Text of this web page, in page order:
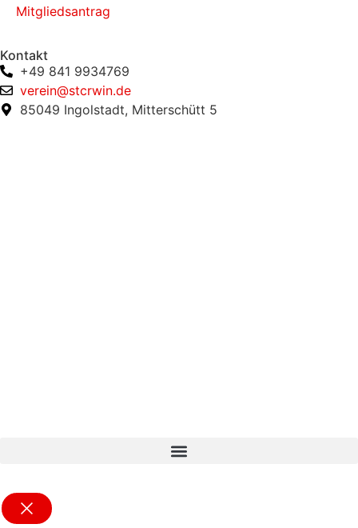
Mitgliedsantrag
Kontakt
+49 841 9934769
verein@stcrwin.de
85049 Ingolstadt, Mitterschütt 5